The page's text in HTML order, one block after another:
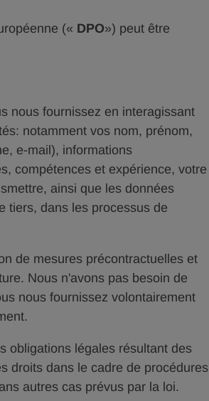
(« DPO») peut être
nous fournissez en interagissant
notamment vos nom, prénom,
e-mail), informations
compétences et expérience, votre
ainsi que les données
tiers, dans les processus de
de mesures précontractuelles et
Nous n'avons pas besoin de
nous fournissez volontairement
obligations légales résultant des
droits dans le cadre de procédures
autres cas prévus par la loi.